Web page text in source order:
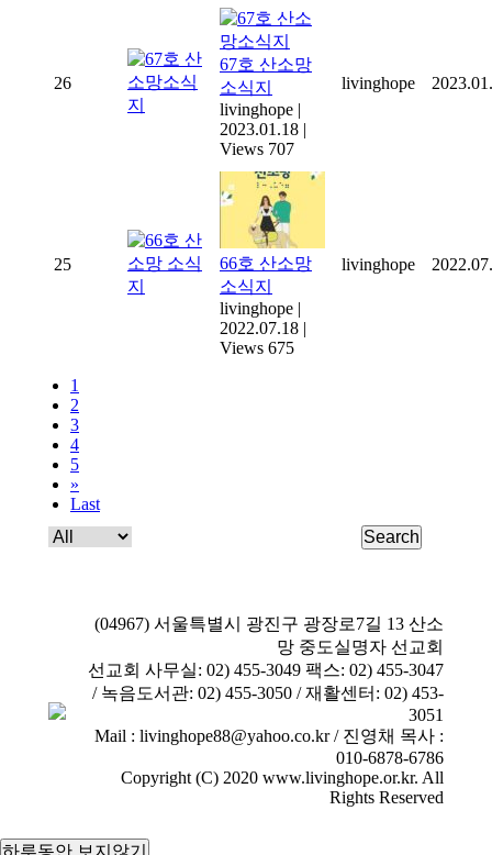
26
67호 산소망
소식지
livinghope |
2023.01.18 |
Views 707
livinghope
25
66호 산소망
소식지
livinghope |
2022.07.18 |
Views 675
livinghope
1
2
3
4
5
»
Last
Search
(04967) 서울특별시 광진구 광장로7길 13 산소
망 중도실명자 선교회
선교회 사무실: 02) 455-3049 팩스: 02) 455-3047
/ 녹음도서관: 02) 455-3050 / 재활센터: 02) 453-
3051
Mail : livinghope88@yahoo.co.kr / 진영채 목사 :
010-6878-6786
Copyright (C) 2020 www.livinghope.or.kr. All
Rights Reserved
하루동안 보지않기